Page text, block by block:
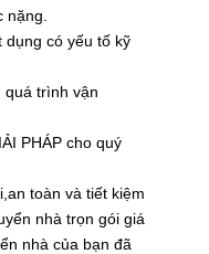
có yếu tố kỹ
trình vận
PHÁP cho quý
toàn và tiết kiệm
nhà trọn gói giá
nhà của bạn đã